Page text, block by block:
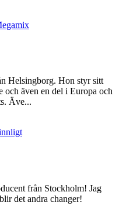
Helsingborg. Hon styr sitt
och även en del i Europa och
Äve...
från Stockholm! Jag
det andra changer!